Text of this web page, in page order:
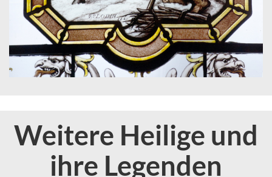
Weitere Heilige und
ihre Legenden